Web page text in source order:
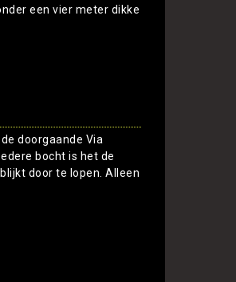
een vier meter dikke
doorgaande Via
bocht is het de
door te lopen. Alleen